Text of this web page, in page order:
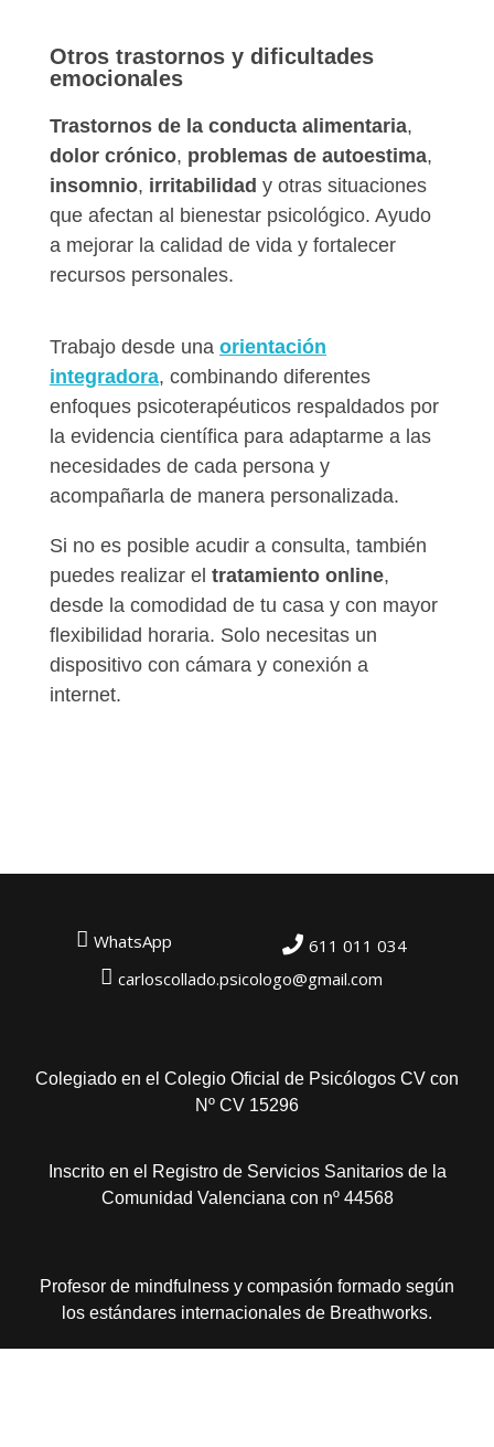
Otros trastornos y dificultades
emocionales
Trastornos de la conducta alimentaria,
dolor crónico, problemas de autoestima,
insomnio, irritabilidad y otras situaciones
que afectan al bienestar psicológico. Ayudo
a mejorar la calidad de vida y fortalecer
recursos personales.
Trabajo desde una orientación
integradora, combinando diferentes
enfoques psicoterapéuticos respaldados por
la evidencia científica para adaptarme a las
necesidades de cada persona y
acompañarla de manera personalizada.
Si no es posible acudir a consulta, también
puedes realizar el tratamiento online,
desde la comodidad de tu casa y con mayor
flexibilidad horaria. Solo necesitas un
dispositivo con cámara y conexión a
internet.
WhatsApp
611 011 034
carloscollado.psicologo@gmail.com
Colegiado en el Colegio Oficial de Psicólogos CV con
Nº CV 15296
Inscrito en el Registro de Servicios Sanitarios de la
Comunidad Valenciana con nº 44568
Profesor de mindfulness y compasión formado según
los estándares internacionales de Breathworks.